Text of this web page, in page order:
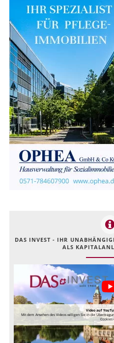
DAS INVEST - IHR
ALS
Video auf
Mit dem Ansehen des Videos willigen Sie in die
Cookies